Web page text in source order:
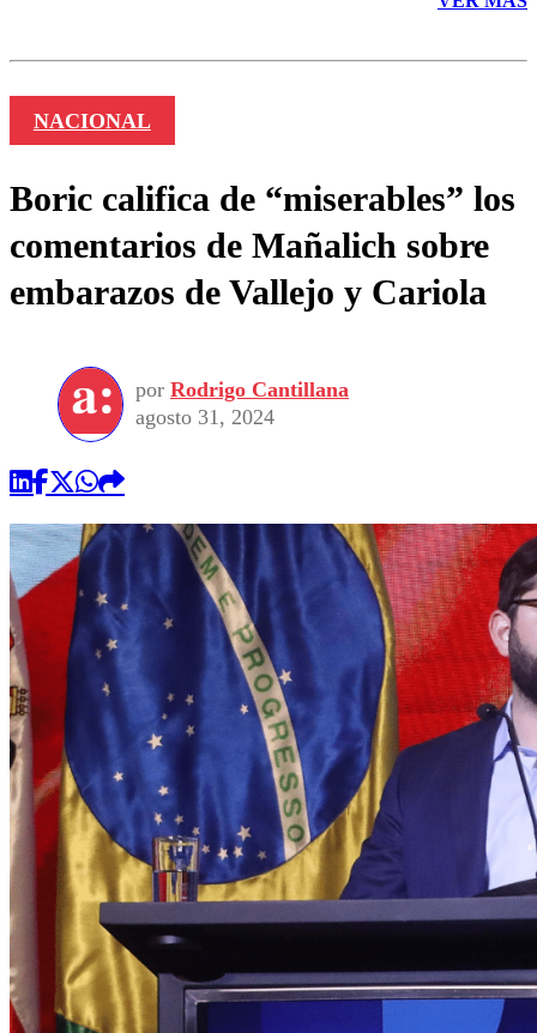
NACIONAL
Boric califica de “miserables” los
comentarios de Mañalich sobre
embarazos de Vallejo y Cariola
por Rodrigo Cantillana
agosto 31, 2024